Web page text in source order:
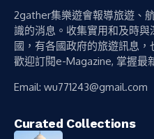
2gather集樂遊會報導旅遊、
識的消息。收集實用和及時
國，有各國政府的旅遊訊息，
歡迎訂閱e-Magazine, 掌握最
Email: wu771243@gmail.com
Curated Collections